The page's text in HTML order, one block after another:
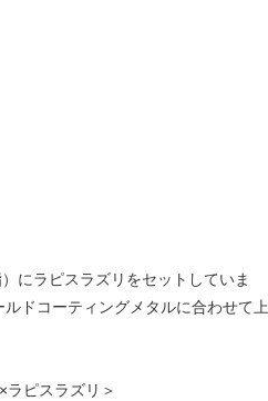
にラピスラズリをセットしていま
ドコーティングメタルに合わせて上
ピスラズリ＞